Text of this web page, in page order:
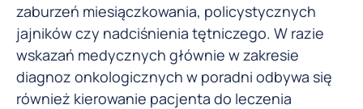
zaburzeń miesiączkowania, policystycznych
jajników czy nadciśnienia tętniczego. W razie
wskazań medycznych głównie w zakresie
diagnoz onkologicznych w poradni odbywa się
również kierowanie pacjenta do leczenia